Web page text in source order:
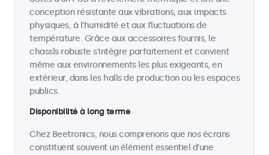
conception résistante aux vibrations, aux impacts
physiques, à l'humidité et aux fluctuations de
température. Grâce aux accessoires fournis, le
chassîs robuste s'intègre parfaitement et convient
même aux environnements les plus exigeants, en
extérieur, dans les halls de production ou les espaces
publics.
Disponibilité à long terme
Chez Beetronics, nous comprenons que nos écrans
constituent souvent un élément essentiel d'une